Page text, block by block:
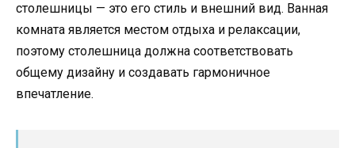
столешницы — это его стиль и внешний вид. Ванная
комната является местом отдыха и релаксации,
поэтому столешница должна соответствовать
общему дизайну и создавать гармоничное
впечатление.